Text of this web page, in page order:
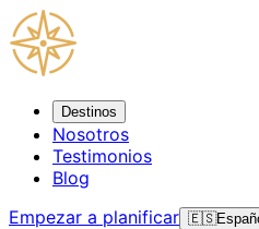
Destinos
Nosotros
Testimonios
Blog
Empezar a planificar 🇪🇸